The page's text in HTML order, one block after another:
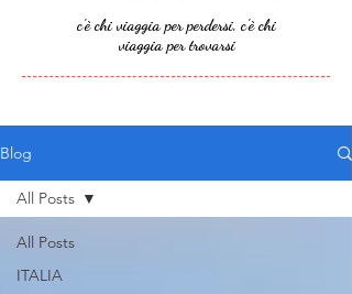
c'è chi viaggia per perdersi, c'è chi
viaggia per trovarsi
Blog
All Posts
ITALIA
All Posts